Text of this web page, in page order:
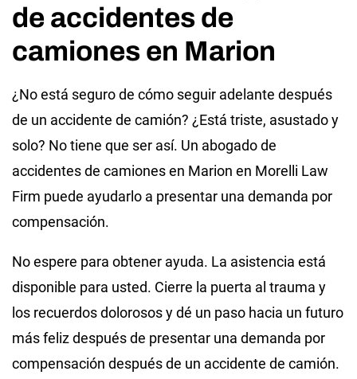
de accidentes de
camiones en Marion
¿No está seguro de cómo seguir adelante después
de un accidente de camión? ¿Está triste, asustado y
solo? No tiene que ser así. Un abogado de
accidentes de camiones en Marion en Morelli Law
Firm puede ayudarlo a presentar una demanda por
compensación.
No espere para obtener ayuda. La asistencia está
disponible para usted. Cierre la puerta al trauma y
los recuerdos dolorosos y dé un paso hacia un futuro
más feliz después de presentar una demanda por
compensación después de un accidente de camión.